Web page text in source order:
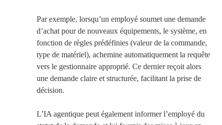
Par exemple, lorsqu’un employé soumet une demande
d’achat pour de nouveaux équipements, le système, en
fonction de règles prédéfinies (valeur de la commande,
type de matériel), achemine automatiquement la requête
vers le gestionnaire approprié. Ce dernier reçoit alors
une demande claire et structurée, facilitant la prise de
décision.
L’IA agentique peut également informer l’employé du